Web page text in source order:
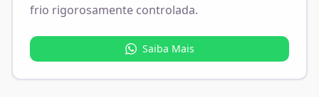
frio rigorosamente controlada.
Saiba Mais